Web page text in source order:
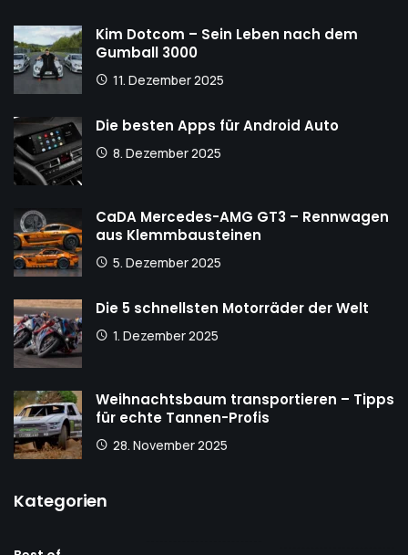
Kim Dotcom – Sein Leben nach dem
Gumball 3000
11. Dezember 2025
Die besten Apps für Android Auto
8. Dezember 2025
CaDA Mercedes-AMG GT3 – Rennwagen
aus Klemmbausteinen
5. Dezember 2025
Die 5 schnellsten Motorräder der Welt
1. Dezember 2025
Weihnachtsbaum transportieren – Tipps
für echte Tannen-Profis
28. November 2025
Kategorien